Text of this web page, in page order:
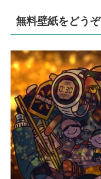
無料壁紙をどうぞ